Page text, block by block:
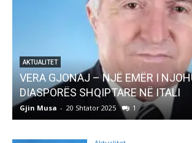
AKTUALITET
Pregaditi Gjin Musa-Rome-
Gjin Musa - 8 Shtator 2025